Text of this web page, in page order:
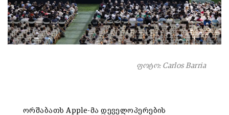
ფოტო: Carlos Barria
ორშაბათს Apple-მა დეველოპერების